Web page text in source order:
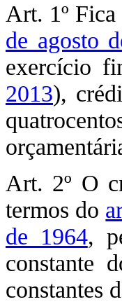
Art. 1º
de agosto
exercício
2013),
Art. 2º O
termos do
de 1964,
constante
constantes